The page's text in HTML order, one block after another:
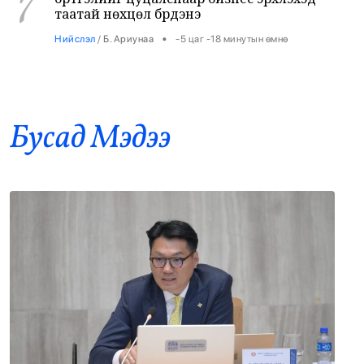
9 •
Суудлын 718.190 машин импортолжээ
Эдийн засаг АДМИН • -3 цаг -36 минутын өмнө
Мотоциклийн араас зориуд мөргөсөн
Бусад Mэдээ